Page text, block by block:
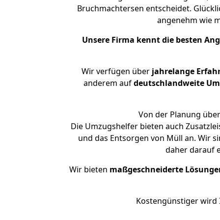
Bruchmachtersen entscheidet.
angenehm wie
Unsere Firma kennt die besten
Wir verfügen über jahrelange
anderem aufdeutschlandweite
Von der Planung
Die Umzugshelfer bieten auch
und das Entsorgen von Müll an. Wir
daher darauf
Wir bieten maßgeschneiderte
Kostengünstiger wird